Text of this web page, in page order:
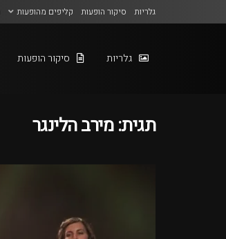
גלריות סיקור הופעות קליפים מהופעות
גלריות סיקור הופעות
תגית:מירב הלינגר